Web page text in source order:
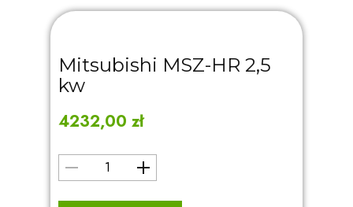
Mitsubishi MSZ-HR 2,5
kw
4232,00 zł